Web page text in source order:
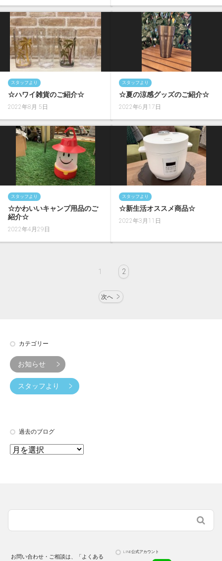
スタッフより
☆ハワイ雑貨のご紹介☆
2022年8月 5日
スタッフより
☆夏の涼感グッズのご紹介☆
2022年6月17日
スタッフより
☆かわいいキャンプ用品のご
紹介☆
2022年4月29日
スタッフより
☆新生活オススメ商品☆
2022年3月11日
1 2
次へ
カテゴリー
お知らせ
スタッフより
過去のブログ
お問い合わせ・ご相談は、「よくある
LINE公式アカウント